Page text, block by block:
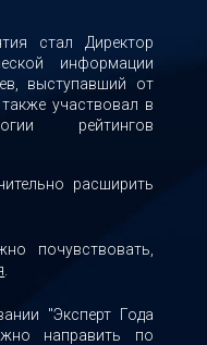
стал Директор
информации
выступавший от
участвовал в
рейтингов
расширить
почувствовать,
"Эксперт Года
направить по